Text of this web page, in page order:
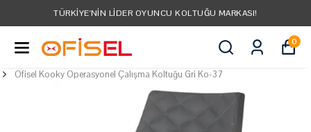
TÜRKIYE'NIN LIDER OYUNCU KOLTUĞU MARKASI!
0
Ofisel Kooky Operasyonel Çalışma Koltuğu Gri Ko-37